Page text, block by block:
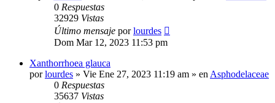
0 Respuestas
32929 Vistas
Último mensaje porlourdes
Dom Mar 12, 2023 11:53 pm
Xanthorrhoea glauca
porlourdes » Vie Ene 27, 2023 11:19 am » en Asphodelaceae
0 Respuestas
35637 Vistas